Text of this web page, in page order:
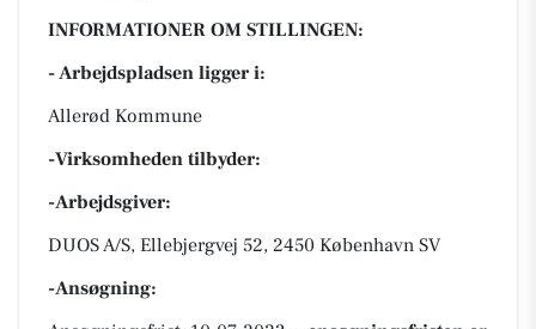
INFORMATIONER OM STILLINGEN:
- Arbejdspladsen ligger i:
Allerød Kommune
-Virksomheden tilbyder:
-Arbejdsgiver:
DUOS A/S, Ellebjergvej 52, 2450 København SV
-Ansøgning: